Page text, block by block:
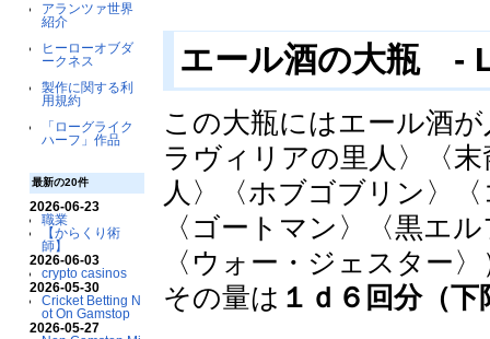
アランツァ世界
紹介
ヒーローオブダ
ークネス
製作に関する利
用規約
「ローグライク
ハーフ」作品
最新の20件
2026-06-23
職業
【からくり術
師】
2026-06-03
crypto casinos
2026-05-30
Cricket Betting N
ot On Gamstop
2026-05-27
エール酒の大瓶 -
この大瓶にはエール酒
ラヴィリアの里人〉〈
人〉〈ホブゴブリン〉
〈ゴートマン〉〈黒エ
〈ウォー・ジェスター
その量は １ｄ６回分（